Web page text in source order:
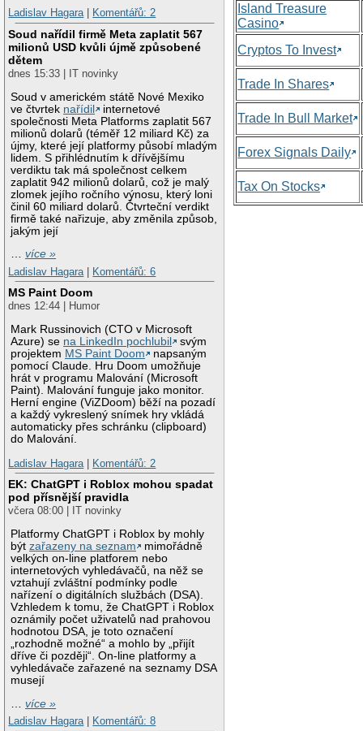
Ladislav Hagara| Komentářů: 2
Soud nařídil firmě Meta zaplatit 567
milionů USD kvůli újmě způsobené
dětem
dnes 15:33 | IT novinky
Soud v americkém státě Nové Mexiko
ve čtvrtek nařídil
internetové
společnosti Meta Platforms zaplatit 567
milionů dolarů (téměř 12 miliard Kč) za
újmy, které její platformy působí mladým
lidem. S přihlédnutím k dřívějšímu
verdiktu tak má společnost celkem
zaplatit 942 milionů dolarů, což je malý
zlomek jejího ročního výnosu, který loni
činil 60 miliard dolarů. Čtvrteční verdikt
firmě také nařizuje, aby změnila způsob,
jakým její
…více »
Ladislav Hagara
Komentářů: 6
MS Paint Doom
dnes 12:44 | Humor
Mark Russinovich (CTO v Microsoft
Azure) se na LinkedIn pochlubil
svým
projektem MS Paint Doom
napsaným
pomocí Claude. Hru Doom umožňuje
hrát v programu Malování (Microsoft
Paint). Malování funguje jako monitor.
Herní engine (ViZDoom) běží na pozadí
a každý vykreslený snímek hry vkládá
automaticky přes schránku (clipboard)
do Malování.
Ladislav Hagara
Komentářů: 2
EK: ChatGPT i Roblox mohou spadat
pod přísnější pravidla
včera 08:00 | IT novinky
Platformy ChatGPT i Roblox by mohly
býtzařazeny na seznam
mimořádně
velkých on-line platforem nebo
internetových vyhledávačů, na něž se
vztahují zvláštní podmínky podle
nařízení o digitálních službách (DSA).
Vzhledem k tomu, že ChatGPT i Roblox
oznámily počet uživatelů nad prahovou
hodnotou DSA, je toto označení
„rozhodně možné“ a mohlo by „přijít
dříve či později“. On-line platformy a
vyhledávače zařazené na seznamy DSA
musejí
…více »
Ladislav Hagara| Komentářů: 8
Island Treasure
Casino
Cryptos To Invest
Trade In Shares
Trade In Bull Market
Forex Signals Daily
Tax On Stocks